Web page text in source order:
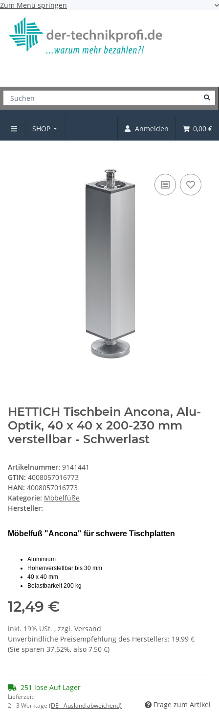
Zum Menü springen
SHOP Anmelden 0,00 €
Möbelfüße
HETTICH Tischbein Ancona, Alu-
Optik, 40 x 40 x 200-230 mm
verstellbar - Schwerlast
Artikelnummer: 9141441
GTIN: 4008057016773
HAN: 4008057016773
Kategorie: Möbelfüße
Hersteller:
Möbelfuß "Ancona" für schwere Tischplatten
Aluminium
Höhenverstellbar bis 30 mm
40 x 40 mm
Belastbarkeit 200 kg
12,49 €
inkl. 19% USt. , zzgl. Versand
Unverbindliche Preisempfehlung des Herstellers: 19,99 €
(Sie sparen 37.52%, also 7,50 €)
251 lose Auf Lager
Lieferzeit:
2 - 3 Werktage (DE - Ausland abweichend) Frage zum Artikel